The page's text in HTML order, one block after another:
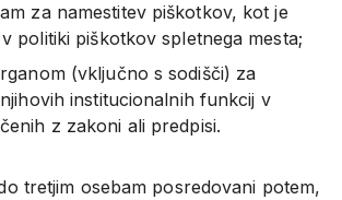
za namestitev piškotkov, kot je
politiki piškotkov spletnega mesta;
(vključno s sodišči) za
institucionalnih funkcij v
z zakoni ali predpisi.
tretjim osebam posredovani potem,